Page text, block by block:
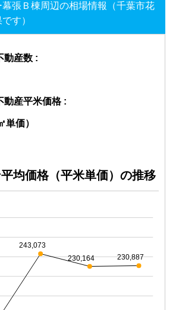
幕張Ｂ棟周辺の相場情報（千葉市花
す）
動産数 :
動産平米価格 :
単価）
均価格（平米単価）の推移
243,073
230,164
230,887